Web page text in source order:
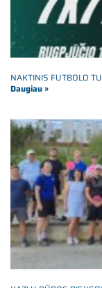
NAKTINIS FUTBOLO
Daugiau »